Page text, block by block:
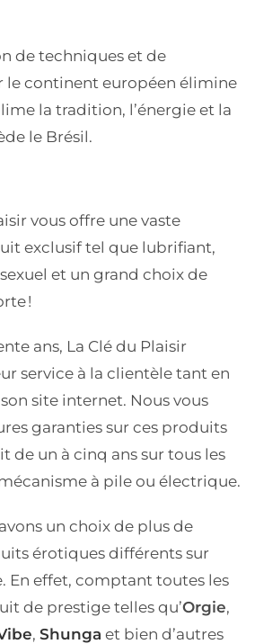
de techniques et de
le continent européen élimine
la tradition, l’énergie et la
le Brésil.
vous offre une vaste
exclusif tel que lubrifiant,
et un grand choix de
!
ans, La Clé du Plaisir
service à la clientèle tant en
site internet. Nous vous
garanties sur ces produits
de un à cinq ans sur tous les
à pile ou électrique.
un choix de plus de
érotiques différents sur
En effet, comptant toutes les
de prestige telles qu’Orgie,
, Shunga et bien d’autres